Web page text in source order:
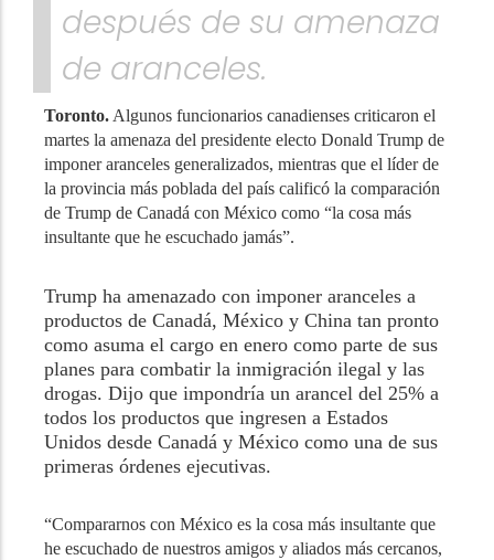
después de su amenaza
de aranceles.
Toronto. Algunos funcionarios canadienses criticaron el
martes la amenaza del presidente electo Donald Trump de
imponer aranceles generalizados, mientras que el líder de
la provincia más poblada del país calificó la comparación
de Trump de Canadá con México como “la cosa más
insultante que he escuchado jamás”.
Trump ha amenazado con imponer aranceles a
productos de Canadá, México y China tan pronto
como asuma el cargo en enero como parte de sus
planes para combatir la inmigración ilegal y las
drogas. Dijo que impondría un arancel del 25% a
todos los productos que ingresen a Estados
Unidos desde Canadá y México como una de sus
primeras órdenes ejecutivas.
“Compararnos con México es la cosa más insultante que
he escuchado de nuestros amigos y aliados más cercanos,